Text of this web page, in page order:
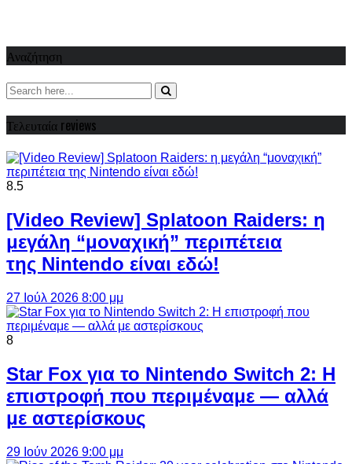
Αναζήτηση
Τελευταία reviews
8.5
[Video Review] Splatoon Raiders: η
μεγάλη “μοναχική” περιπέτεια
της Nintendo είναι εδώ!
27 Ιούλ 2026 8:00 μμ
8
Star Fox για το Nintendo Switch 2: Η
επιστροφή που περιμέναμε — αλλά
με αστερίσκους
29 Ιούν 2026 9:00 μμ